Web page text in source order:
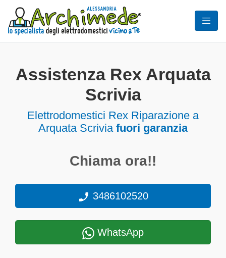
Assistenza Rex Arquata
Scrivia
Elettrodomestici Rex Riparazione a
Arquata Scrivia fuori garanzia
Chiama ora!!
3486102520
WhatsApp